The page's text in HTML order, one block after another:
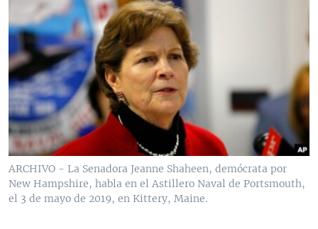
ARCHIVO - La Senadora Jeanne Shaheen, demócrata por
New Hampshire, habla en el Astillero Naval de Portsmouth,
el 3 de mayo de 2019, en Kittery, Maine.